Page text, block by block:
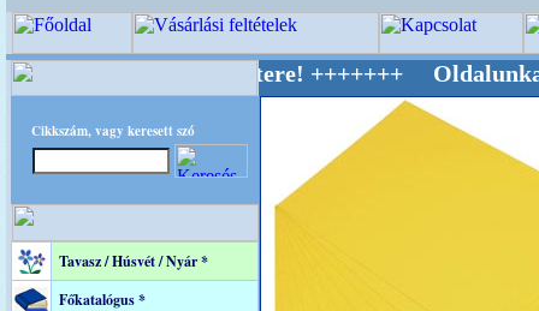
Cikkszám, vagy keresett szó
Tavasz / Húsvét / Nyár *
Főkatalógus *
Világ Mestere! +++++++ Oldalunkat